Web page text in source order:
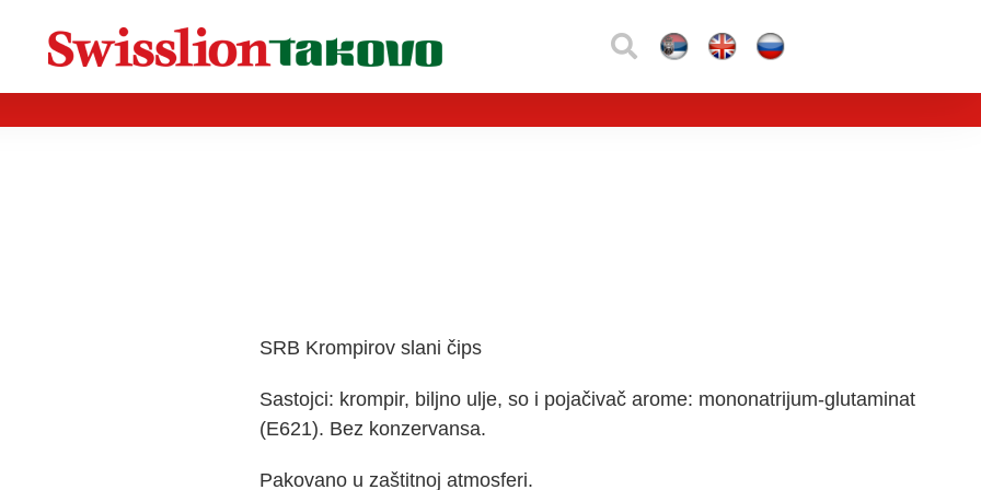
SRB Krompirov slani čips
Sastojci: krompir, biljno ulje, so i pojačivač arome: mononatrijum-glutaminat
(E621). Bez konzervansa.
Pakovano u zaštitnoj atmosferi.